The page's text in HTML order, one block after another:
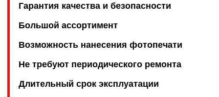
Гарантия качества и безопасности
Большой ассортимент
Возможность нанесения фотопечати
Не требуют периодического ремонта
Длительный срок эксплуатации